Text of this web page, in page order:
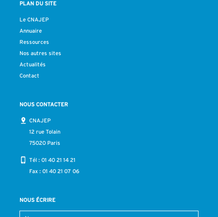
PLAN DU SITE
Le CNAJEP
Annuaire
Ressources
Nos autres sites
Actualités
Contact
NOUS CONTACTER
CNAJEP
12 rue Tolain
75020 Paris
Tél : 01 40 21 14 21
Fax : 01 40 21 07 06
NOUS ÉCRIRE